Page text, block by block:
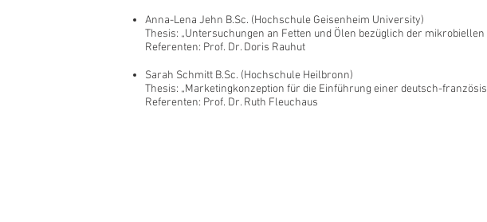
Anna-Lena Jehn B.Sc. (Hochschule Geisenheim University)
Thesis: „Untersuchungen an Fetten und Ölen bezüglich der
Referenten: Prof. Dr. Doris Rauhut
Sarah Schmitt B.Sc. (Hochschule Heilbronn)
Thesis: „Marketingkonzeption für die Einführung einer deutsch-
Referenten: Prof. Dr. Ruth Fleuchaus